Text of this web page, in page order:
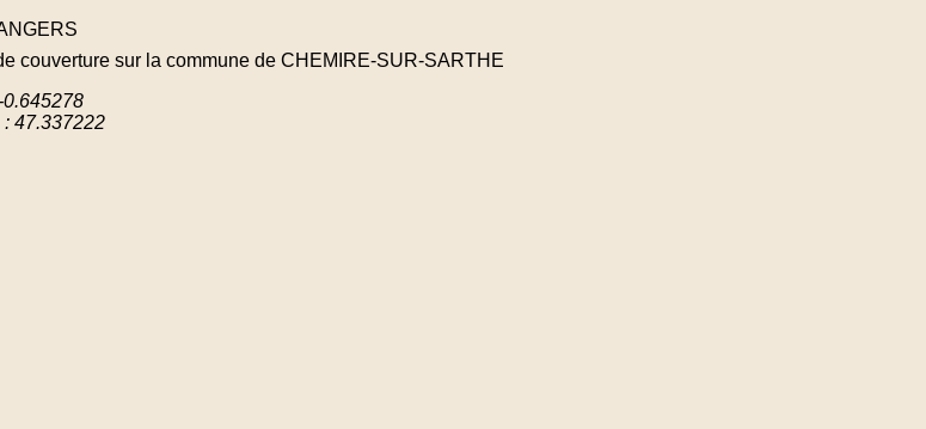
couverture sur la commune de CHEMIRE-SUR-SARTHE
47.337222